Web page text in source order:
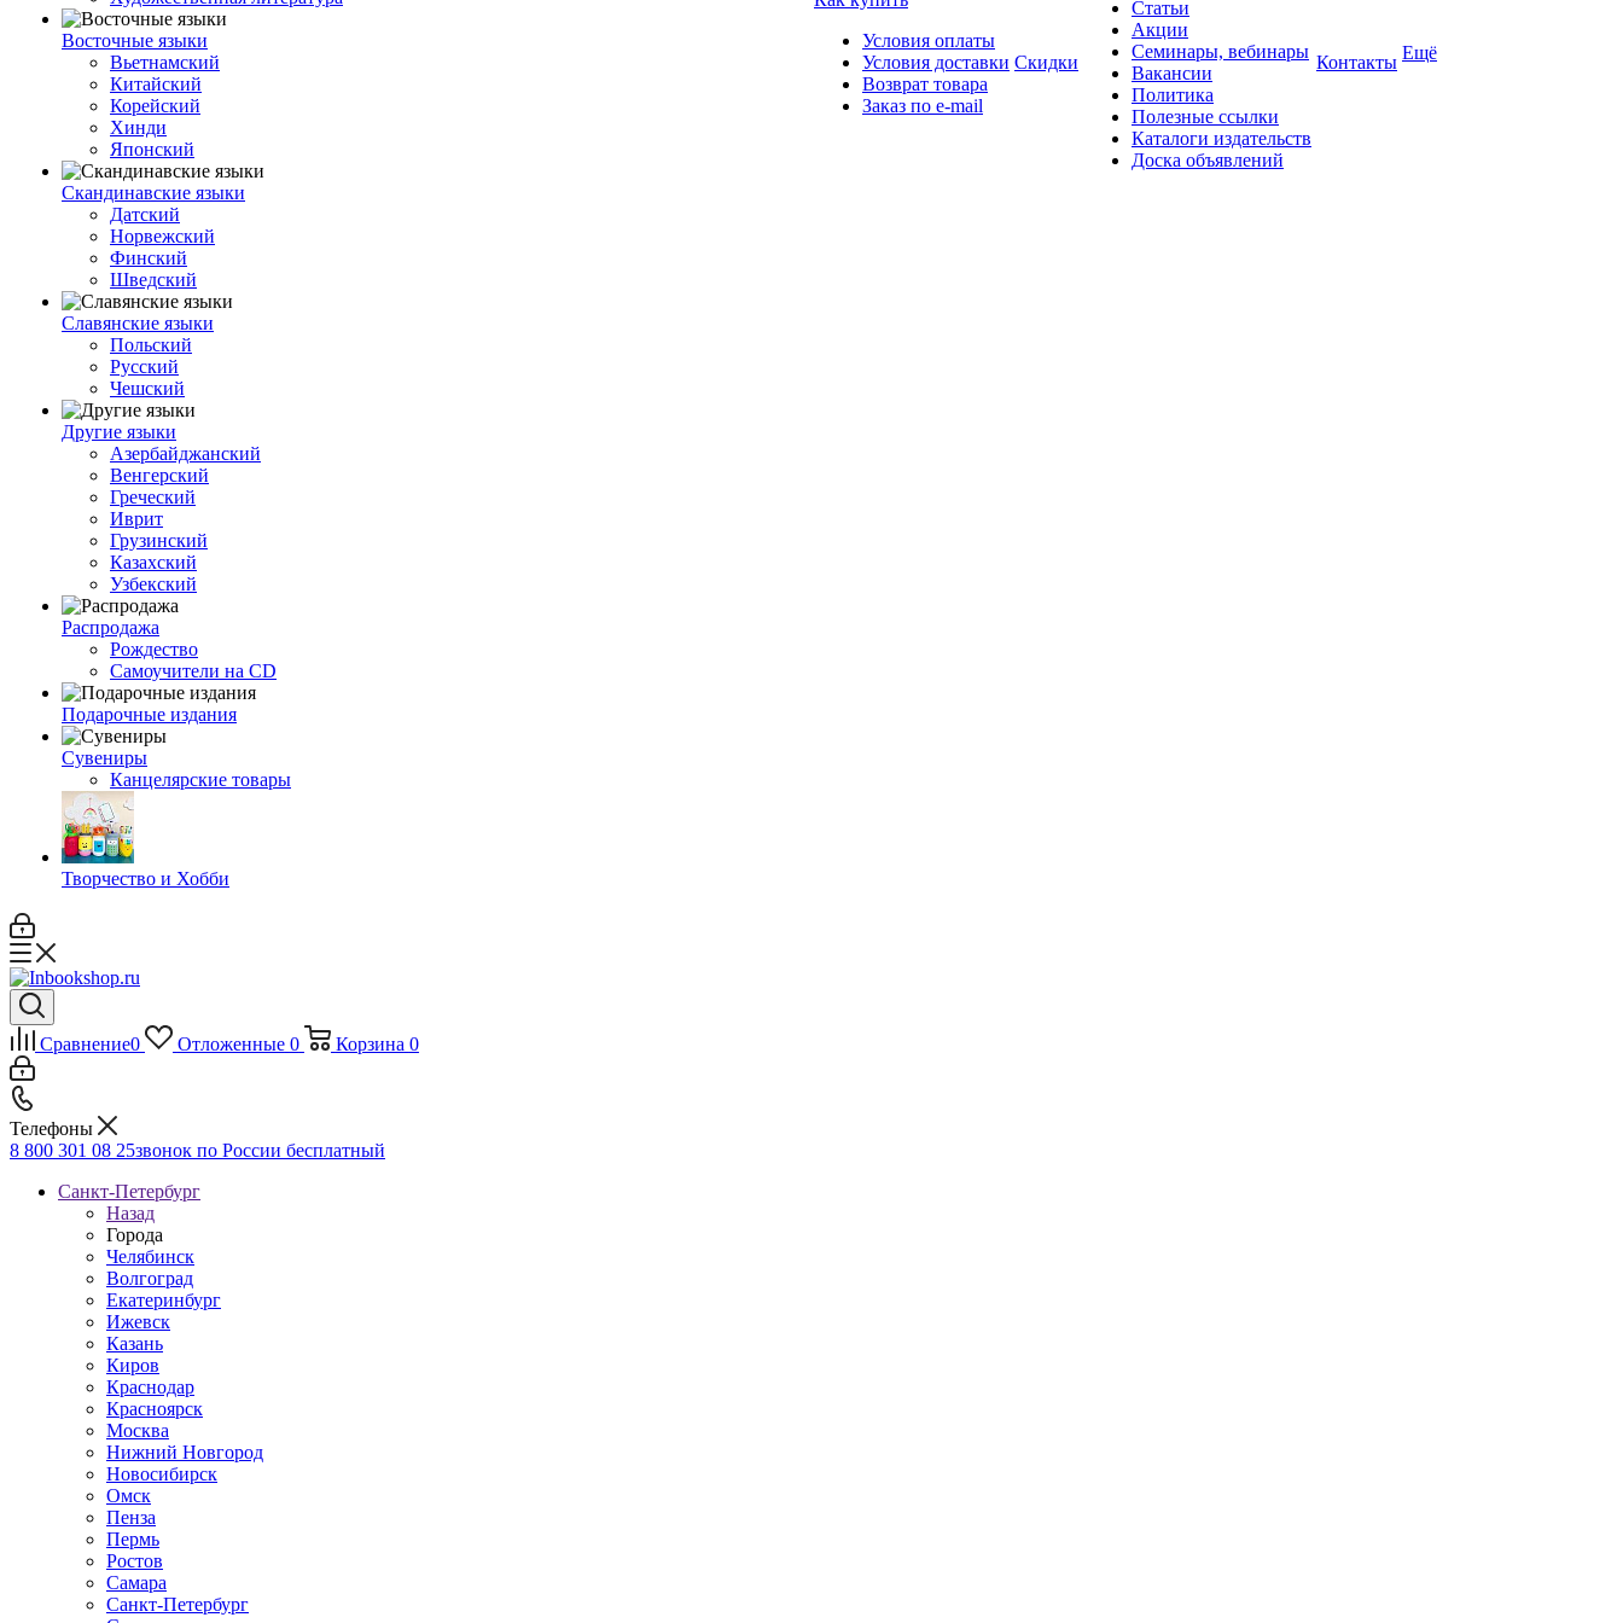
Восточные языки
Вьетнамский
Китайский
Корейский
Хинди
Японский
Скандинавские языки
Датский
Норвежский
Финский
Шведский
Славянские языки
Польский
Русский
Чешский
Другие языки
Азербайджанский
Венгерский
Греческий
Иврит
Грузинский
Казахский
Узбекский
Распродажа
Рождество
Самоучители на CD
Подарочные издания
Сувениры
Канцелярские товары
Творчество и Хобби
Условия оплаты
Условия доставки
Возврат товара
Заказ по e-mail
Скидки
Статьи
Акции
Семинары, вебинары
Вакансии
Политика
Полезные ссылки
Каталоги издательств
Доска объявлений
Контакты Ещё
Сравнение0 Отложенные 0 Корзина 0
Телефоны
8 800 301 08 25звонок по России бесплатный
Санкт-Петербург
Назад
Города
Челябинск
Волгоград
Екатеринбург
Ижевск
Казань
Киров
Краснодар
Красноярск
Москва
Нижний Новгород
Новосибирск
Омск
Пенза
Пермь
Ростов
Самара
Санкт-Петербург